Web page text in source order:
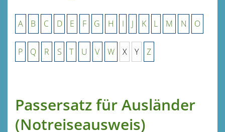
A B C D E F G H I J K L M N O
P Q R S T U V W X Y Z
Passersatz für Ausländer
(Notreiseausweis)